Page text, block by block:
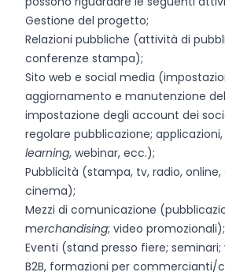
Gestione del progetto;
Relazioni pubbliche (attività di
conferenze stampa);
Sito web e social media
aggiornamento e manutenzione
impostazione degli account dei
regolare pubblicazione;
learning, webinar, ecc.);
Pubblicità (stampa, tv, radio, online,
cinema);
Mezzi di comunicazione
merchandising; video promozionali);
Eventi (stand presso fiere;
B2B, formazioni per commercianti/